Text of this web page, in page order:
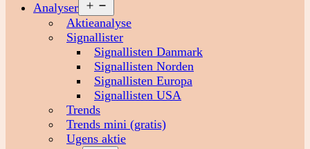
Analyser
menu
Aktieanalyse
Signallister
Signallisten Danmark
Signallisten Norden
Signallisten Europa
Signallisten USA
Trends
Trends mini (gratis)
Ugens aktie